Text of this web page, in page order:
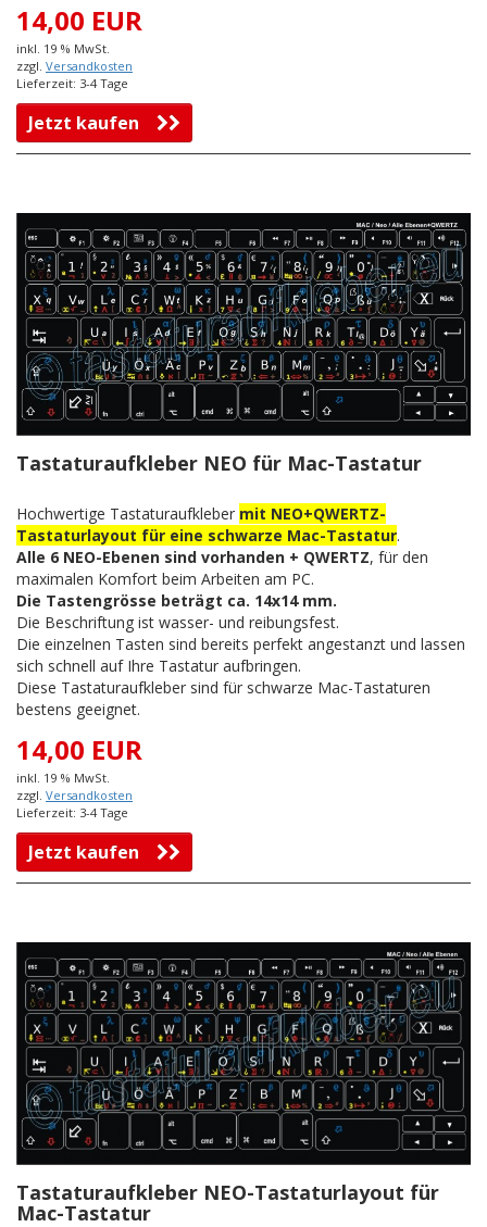
14,00 EUR
inkl. 19 % MwSt.
zzgl. Versandkosten
Lieferzeit: 3-4 Tage
Jetzt kaufen
Tastaturaufkleber NEO für Mac-Tastatur
Hochwertige Tastaturaufkleber mit NEO+QWERTZ-
Tastaturlayout für eine schwarze Mac-Tastatur.
Alle 6 NEO-Ebenen sind vorhanden + QWERTZ, für den
maximalen Komfort beim Arbeiten am PC.
Die Tastengrösse beträgt ca. 14x14 mm.
Die Beschriftung ist wasser- und reibungsfest.
Die einzelnen Tasten sind bereits perfekt angestanzt und lassen
sich schnell auf Ihre Tastatur aufbringen.
Diese Tastaturaufkleber sind für schwarze Mac-Tastaturen
bestens geeignet.
14,00 EUR
inkl. 19 % MwSt.
zzgl. Versandkosten
Lieferzeit: 3-4 Tage
Jetzt kaufen
Tastaturaufkleber NEO-Tastaturlayout für
Mac-Tastatur